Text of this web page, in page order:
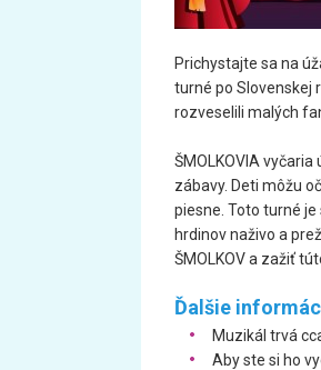
Prichystajte sa na
turné po Slovenskej
rozveselili malých
ŠMOLKOVIA
zábavy. Deti môžu
piesne. Toto turné
hrdinov naživo a
ŠMOLKOV a zažiť
Ďalšie
Muzikál trvá
Aby ste si ho